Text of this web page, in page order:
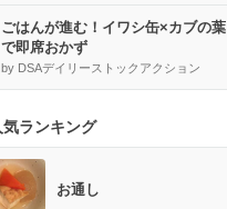
ごはんが進む！イワシ缶×カブの葉
で即席おかず
by DSAデイリーストックアクション
ランキング
お通し